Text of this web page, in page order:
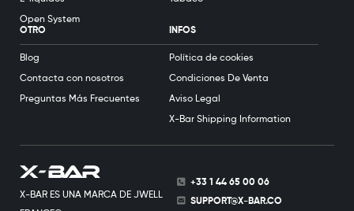
X-BAR ES UNA MARCA DE JWELL
+33 1 44 65 00 06
SUPPORT@X-BAR.CO
Open System
OTRO
Blog
Contacta con nosotros
Preguntas Más Frecuentes
INFOS
Política de cookies
Condiciones De Venta
Aviso Legal
X-Bar Shipping Information